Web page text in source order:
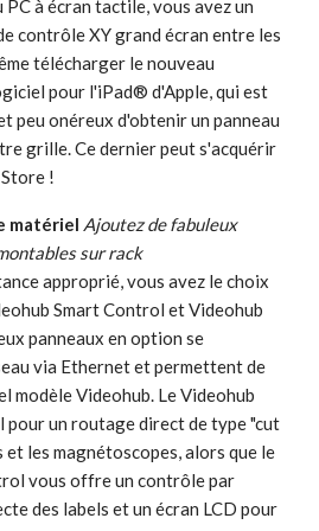
à écran tactile, vous avez un
contrôle XY grand écran entre les
télécharger le nouveau
pour l'iPad® d'Apple, qui est
peu onéreux d'obtenir un panneau
grille. Ce dernier peut s'acquérir
!
matériel Ajoutez de fabuleux
sur rack
approprié, vous avez le choix
Smart Control et Videohub
panneaux en option se
via Ethernet et permettent de
modèle Videohub. Le Videohub
pour un routage direct de type "cut
les magnétoscopes, alors que le
vous offre un contrôle par
des labels et un écran LCD pour